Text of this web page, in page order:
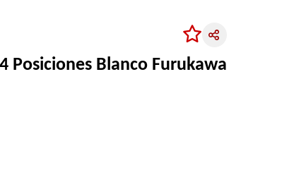
Posiciones Blanco Furukawa